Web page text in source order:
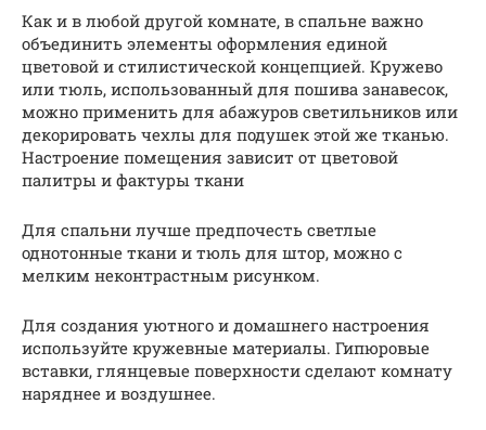
Как и в любой другой комнате, в спальне важно
объединить элементы оформления единой
цветовой и стилистической концепцией. Кружево
или тюль, использованный для пошива занавесок,
можно применить для абажуров светильников или
декорировать чехлы для подушек этой же тканью.
Настроение помещения зависит от цветовой
палитры и фактуры ткани
Для спальни лучше предпочесть светлые
однотонные ткани и тюль для штор, можно с
мелким неконтрастным рисунком.
Для создания уютного и домашнего настроения
используйте кружевные материалы. Гипюровые
вставки, глянцевые поверхности сделают комнату
наряднее и воздушнее.